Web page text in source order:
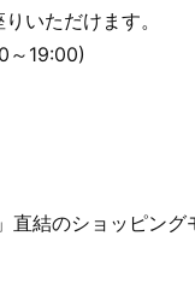
いただけます。
～19:00)
直結のショッピング